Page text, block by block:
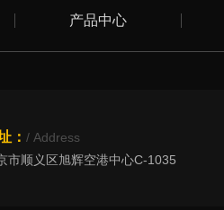
产品中心
： / Address
市顺义区旭辉空港中心C-1035